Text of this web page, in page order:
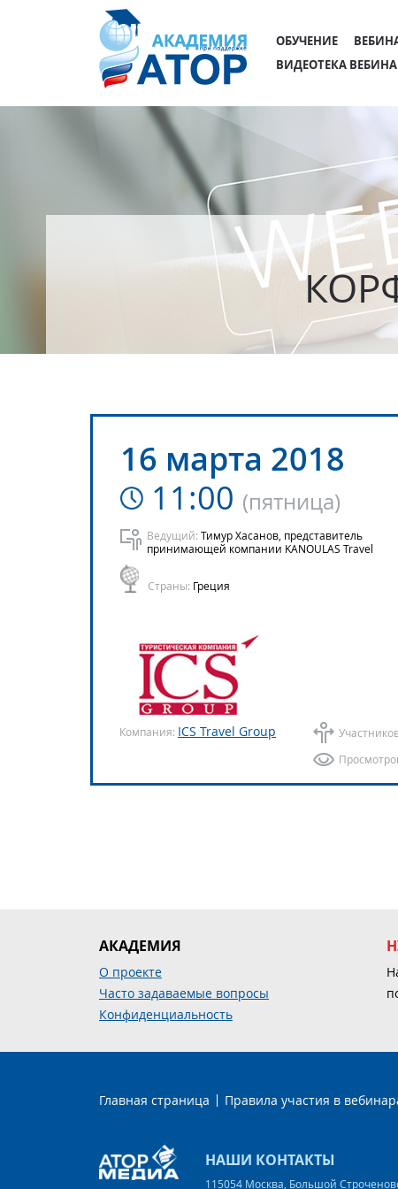
ОБУЧЕНИЕ
ВИДЕОТЕКА
16 марта 2018
11:00 (пятница)
Компания: ICS Travel Group
Ведущий:Тимур Хасанов, представитель
принимающей компании KANOULAS Travel
Страны: Греция
АКАДЕМИЯ
О проекте
Часто задаваемые вопросы
Конфиденциальность
Главная страница Правила участия в
НАШИ КОНТАКТЫ
115054 Москва, Большой